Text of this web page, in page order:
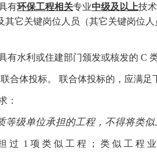
有环保工程相关专业中级及以上技
其它关键岗位人员（其它关键岗位人
有水利或住建部门颁发或核发的 C
联合体投标。 联合体投标的，应满足
：
等级单位承担的工程，不得将类似
过 1 项 类 似 工 程 ； 类 似 工 程 业